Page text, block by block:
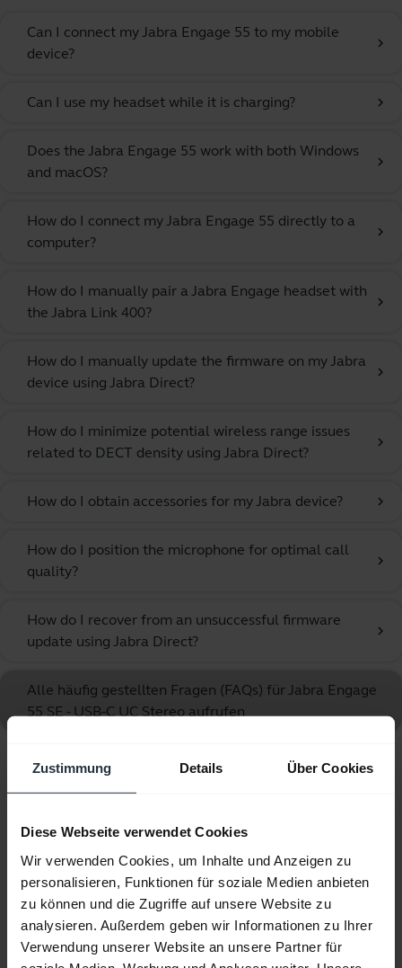
Zustimmung Details Über Cookies
Diese Webseite verwendet Cookies
Wir verwenden Cookies, um Inhalte und Anzeigen zu
personalisieren, Funktionen für soziale Medien anbieten
zu können und die Zugriffe auf unsere Website zu
analysieren. Außerdem geben wir Informationen zu Ihrer
Verwendung unserer Website an unsere Partner für
Can I connect my Jabra Engage 55 to my mobile
device?
chevron_right
Can I use my headset while it is charging? chevron_right
Does the Jabra Engage 55 work with both Windows
and macOS?
chevron_right
How do I connect my Jabra Engage 55 directly to a
computer?
chevron_right
How do I manually pair a Jabra Engage headset with
the Jabra Link 400?
chevron_right
How do I manually update the firmware on my Jabra
device using Jabra Direct?
chevron_right
How do I minimize potential wireless range issues
related to DECT density using Jabra Direct?
chevron_right
How do I obtain accessories for my Jabra device? chevron_right
How do I position the microphone for optimal call
quality?
chevron_right
How do I recover from an unsuccessful firmware
update using Jabra Direct?
chevron_right
Alle häufig gestellten Fragen (FAQs) für Jabra Engage
55 SE - USB-C UC Stereo aufrufen
Angezeigt werden 10 von 10
Produktunterlagen
Benutzerhandbuch